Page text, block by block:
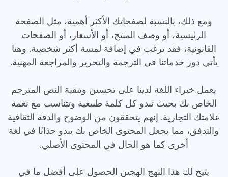
ومع ذلك، بالنسبة لصفحاتك الأكثر أهمية، مثل الصفحة
الرئيسية، أو وصف المنتج، أو الأسعار، أو الصفحات
القانونية، فقد ترغب في إضافة لمسة أكثر شخصية. وهنا
يأتي دور خدماتنا في الترجمة والتحرير والمراجعة المهنية.
يعمل خبراء اللغة لدينا على تحسين وتنقية النص المترجم
الخاص بك بحيث تبدو كل كلمة طبيعية وتتناسب مع نغمة
علامتك التجارية. إنهم يتحققون من الوضوح والدقة الثقافية
والتدفق، مما يجعل المحتوى الخاص بك يبدو جذابًا في لغة
أخرى كما هو الحال في المحتوى الأصلي.
يتيح لك هذا النهج الهجين الحصول على أفضل ما في